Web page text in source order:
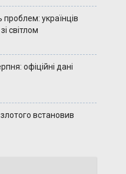
українців
світлом
офіційні дані
встановив